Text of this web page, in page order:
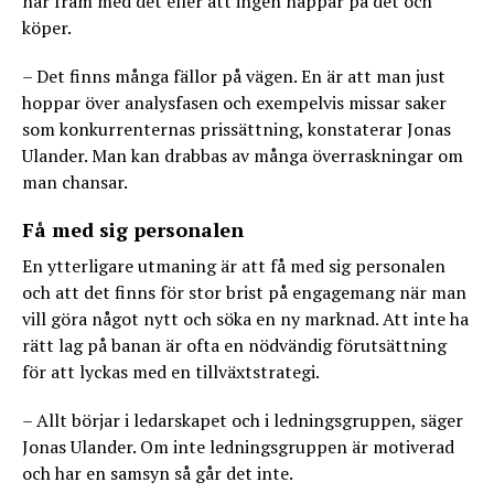
köper.
– Det finns många fällor på vägen. En är att man just
hoppar över analysfasen och exempelvis missar saker
som konkurrenternas prissättning, konstaterar Jonas
Ulander. Man kan drabbas av många överraskningar om
man chansar.
Få med sig personalen
En ytterligare utmaning är att få med sig personalen
och att det finns för stor brist på engagemang när man
vill göra något nytt och söka en ny marknad. Att inte ha
rätt lag på banan är ofta en nödvändig förutsättning
för att lyckas med en tillväxtstrategi.
– Allt börjar i ledarskapet och i ledningsgruppen, säger
Jonas Ulander. Om inte ledningsgruppen är motiverad
och har en samsyn så går det inte.